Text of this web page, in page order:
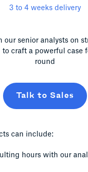
3 to 4 weeks delivery
our senior analysts on
craft a powerful case
round
Talk to Sales
can include:
hours with our